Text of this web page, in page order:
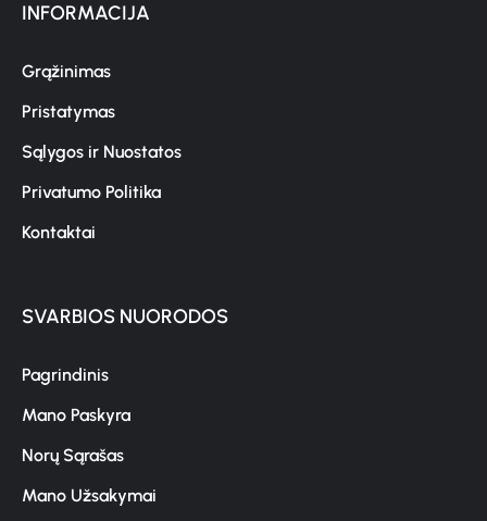
INFORMACIJA
Grąžinimas
Pristatymas
Sąlygos ir Nuostatos
Privatumo Politika
Kontaktai
SVARBIOS NUORODOS
Pagrindinis
Mano Paskyra
Norų Sąrašas
Mano Užsakymai